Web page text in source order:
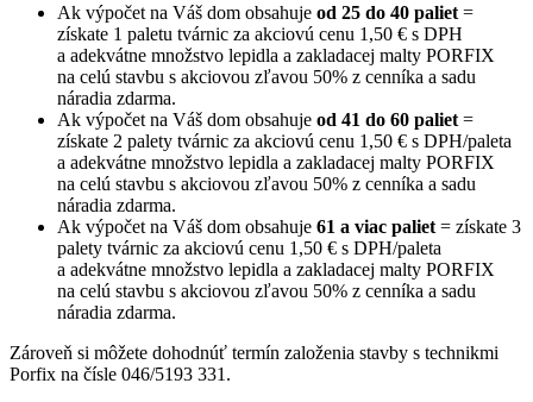
Ak výpočet na Váš dom obsahuje od 25 do 40 paliet =
získate 1 paletu tvárnic za akciovú cenu 1,50 € s DPH
a adekvátne množstvo lepidla a zakladacej malty PORFIX
na celú stavbu s akciovou zľavou 50% z cenníka a sadu
náradia zdarma.
Ak výpočet na Váš dom obsahuje od 41 do 60 paliet =
získate 2 palety tvárnic za akciovú cenu 1,50 € s DPH/paleta
a adekvátne množstvo lepidla a zakladacej malty PORFIX
na celú stavbu s akciovou zľavou 50% z cenníka a sadu
náradia zdarma.
Ak výpočet na Váš dom obsahuje 61 a viac paliet = získate 3
palety tvárnic za akciovú cenu 1,50 € s DPH/paleta
a adekvátne množstvo lepidla a zakladacej malty PORFIX
na celú stavbu s akciovou zľavou 50% z cenníka a sadu
náradia zdarma.
Zároveň si môžete dohodnúť termín založenia stavby s technikmi
Porfix na čísle 046/5193 331.